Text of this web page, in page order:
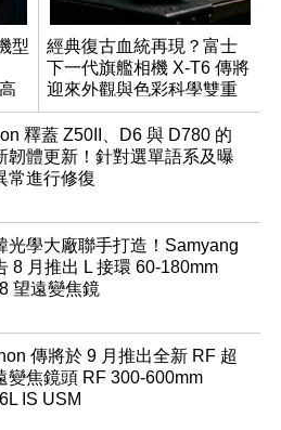
型
經典復古血統再現？富士
下一代旗艦相機 X-T6 傳將
迎來外觀與色彩科學雙重
優化
釋蓋 Z50II、D6 與 D780 的
韌體更新！針對選單語系及曝
常進行修復
光學大廠聯手打造！Samyang
8 月推出 L 接環 60-180mm
望遠變焦鏡
傳將於 9 月推出全新 RF 超
變焦鏡頭 RF 300-600mm
IS USM